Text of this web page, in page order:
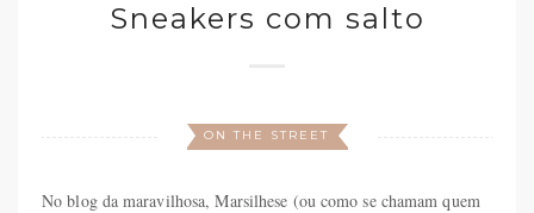
Sneakers com salto
ON THE STREET
No blog da maravilhosa, Marsilhese (ou como se chamam quem